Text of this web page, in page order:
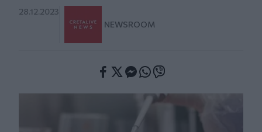
28.12.2023
NEWSROOM